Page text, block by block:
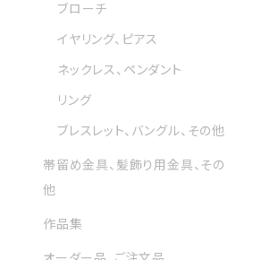
ブローチ
イヤリング、ピアス
ネックレス、ペンダント
リング
ブレスレット、バングル、その他
帯留め金具、髪飾り用金具、その
他
作品集